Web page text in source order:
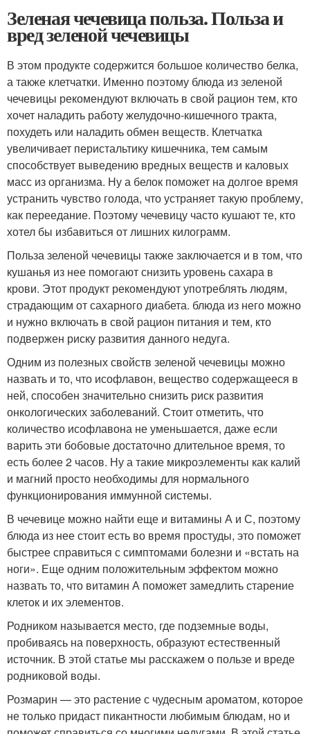
Зеленая чечевица польза. Польза и
вред зеленой чечевицы
В этом продукте содержится большое количество белка,
а также клетчатки. Именно поэтому блюда из зеленой
чечевицы рекомендуют включать в свой рацион тем, кто
хочет наладить работу желудочно-кишечного тракта,
похудеть или наладить обмен веществ. Клетчатка
увеличивает перистальтику кишечника, тем самым
способствует выведению вредных веществ и каловых
масс из организма. Ну а белок поможет на долгое время
устранить чувство голода, что устраняет такую проблему,
как переедание. Поэтому чечевицу часто кушают те, кто
хотел бы избавиться от лишних килограмм.
Польза зеленой чечевицы также заключается и в том, что
кушанья из нее помогают снизить уровень сахара в
крови. Этот продукт рекомендуют употреблять людям,
страдающим от сахарного диабета. блюда из него можно
и нужно включать в свой рацион питания и тем, кто
подвержен риску развития данного недуга.
Одним из полезных свойств зеленой чечевицы можно
назвать и то, что исофлавон, вещество содержащееся в
ней, способен значительно снизить риск развития
онкологических заболеваний. Стоит отметить, что
количество исофлавона не уменьшается, даже если
варить эти бобовые достаточно длительное время, то
есть более 2 часов. Ну а такие микроэлементы как калий
и магний просто необходимы для нормального
функционирования иммунной системы.
В чечевице можно найти еще и витамины А и С, поэтому
блюда из нее стоит есть во время простуды, это поможет
быстрее справиться с симптомами болезни и «встать на
ноги». Еще одним положительным эффектом можно
назвать то, что витамин А поможет замедлить старение
клеток и их элементов.
Родником называется место, где подземные воды,
пробиваясь на поверхность, образуют естественный
источник. В этой статье мы расскажем о пользе и вреде
родниковой воды.
Розмарин — это растение с чудесным ароматом, которое
не только придаст пикантности любимым блюдам, но и